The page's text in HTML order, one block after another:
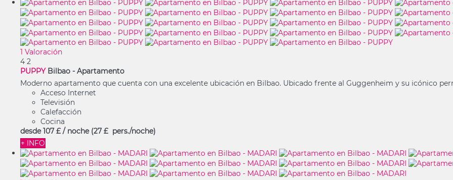
1 Valoración
4 2
PUPPY Bilbao - Apartamento
Moderno apartamento que cuenta con una excelente ubicación en Bilbao. Ubicado frente al Guggenheim y su icónico
Acceso Internet
Televisión
Calefacción
Cocina
desde 107 £ / noche (27 £ pers./noche)
+ INFO